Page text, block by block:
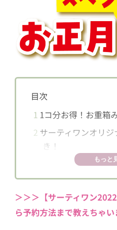
目次
1 1コ分お得！お重箱
2 サーティワンオリ
き！
もっと
＞＞＞【サーティワン
ら予約方法まで教えちゃい